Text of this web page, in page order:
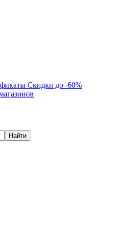
Скидки до -60%
Найти